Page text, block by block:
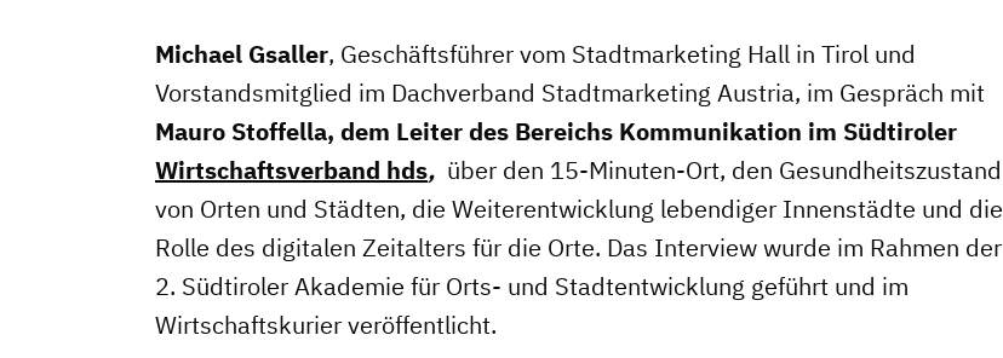
Michael Gsaller, Geschäftsführer vom Stadtmarketing Hall in Tirol und
Vorstandsmitglied im Dachverband Stadtmarketing Austria, im Gespräch mit
Mauro Stoffella, dem Leiter des Bereichs Kommunikation im Südtiroler
Wirtschaftsverband hds, über den 15-Minuten-Ort, den Gesundheitszustand
von Orten und Städten, die Weiterentwicklung lebendiger Innenstädte und die
Rolle des digitalen Zeitalters für die Orte. Das Interview wurde im Rahmen der
2. Südtiroler Akademie für Orts- und Stadtentwicklung geführt und im
Wirtschaftskurier veröffentlicht.